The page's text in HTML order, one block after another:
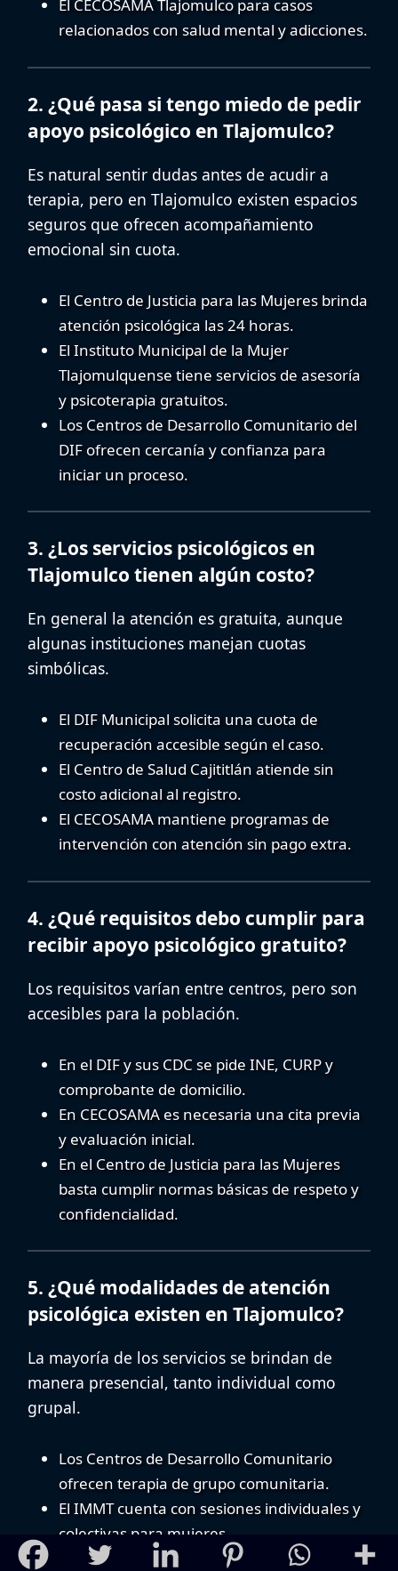
El CECOSAMA Tlajomulco para casos
relacionados con salud mental y adicciones.
2. ¿Qué pasa si tengo miedo de pedir
apoyo psicológico en Tlajomulco?
Es natural sentir dudas antes de acudir a
terapia, pero en Tlajomulco existen espacios
seguros que ofrecen acompañamiento
emocional sin cuota.
El Centro de Justicia para las Mujeres brinda
atención psicológica las 24 horas.
El Instituto Municipal de la Mujer
Tlajomulquense tiene servicios de asesoría
y psicoterapia gratuitos.
Los Centros de Desarrollo Comunitario del
DIF ofrecen cercanía y confianza para
iniciar un proceso.
3. ¿Los servicios psicológicos en
Tlajomulco tienen algún costo?
En general la atención es gratuita, aunque
algunas instituciones manejan cuotas
simbólicas.
El DIF Municipal solicita una cuota de
recuperación accesible según el caso.
El Centro de Salud Cajititlán atiende sin
costo adicional al registro.
El CECOSAMA mantiene programas de
intervención con atención sin pago extra.
4. ¿Qué requisitos debo cumplir para
recibir apoyo psicológico gratuito?
Los requisitos varían entre centros, pero son
accesibles para la población.
En el DIF y sus CDC se pide INE, CURP y
comprobante de domicilio.
En CECOSAMA es necesaria una cita previa
y evaluación inicial.
En el Centro de Justicia para las Mujeres
basta cumplir normas básicas de respeto y
confidencialidad.
5. ¿Qué modalidades de atención
psicológica existen en Tlajomulco?
La mayoría de los servicios se brindan de
manera presencial, tanto individual como
grupal.
Los Centros de Desarrollo Comunitario
ofrecen terapia de grupo comunitaria.
El IMMT cuenta con sesiones individuales y
colectivas para mujeres.
El CECOSAMA realiza talleres y actividades